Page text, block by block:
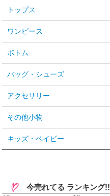
トップス
ワンピース
ボトム
バッグ・シューズ
アクセサリー
その他小物
キッズ・ベイビー
今売れてる ランキング!!